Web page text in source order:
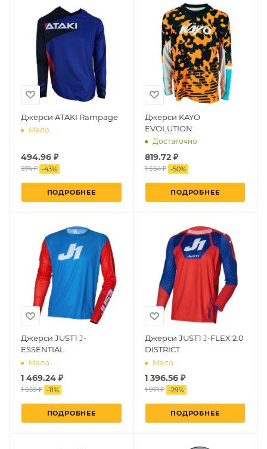
Джерси ATAKI Rampage
Мало
494.96 ₽
874 ₽ -43%
ПОДРОБНЕЕ
Джерси KAYO
EVOLUTION
Достаточно
819.72 ₽
1 654 ₽ -50%
ПОДРОБНЕЕ
Джерси JUST1 J-
ESSENTIAL
Мало
1 469.24 ₽
1 659 ₽ -11%
ПОДРОБНЕЕ
Джерси JUST1 J-FLEX 2.0
DISTRICT
Мало
1 396.56 ₽
1 971 ₽ -29%
ПОДРОБНЕЕ